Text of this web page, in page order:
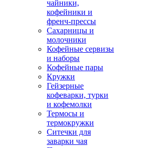
чайники,
кофейники и
френч-прессы
Сахарницы и
молочники
Кофейные сервизы
и наборы
Кофейные пары
Кружки
Гейзерные
кофеварки, турки
и кофемолки
Термосы и
термокружки
Ситечки для
заварки чая